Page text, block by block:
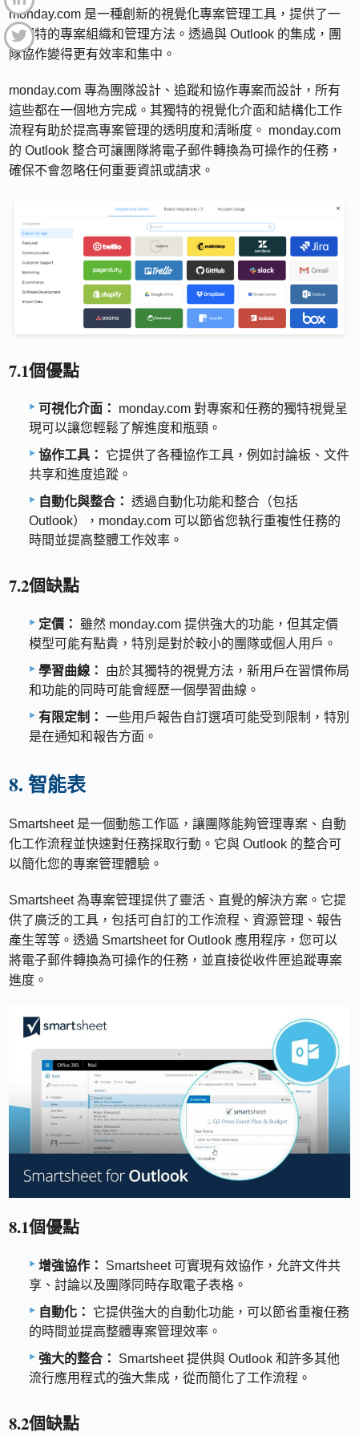
monday.com 是一種創新的視覺化專案管理工具，提供了一
種獨特的專案組織和管理方法。透過與 Outlook 的集成，團
隊協作變得更有效率和集中。
monday.com 專為團隊設計、追蹤和協作專案而設計，所有
這些都在一個地方完成。其獨特的視覺化介面和結構化工作
流程有助於提高專案管理的透明度和清晰度。 monday.com
的 Outlook 整合可讓團隊將電子郵件轉換為可操作的任務，
確保不會忽略任何重要資訊或請求。
7.1個優點
可視化介面：
monday.com 對專案和任務的獨特視覺呈
現可以讓您輕鬆了解進度和瓶頸。
協作工具：
它提供了各種協作工具，例如討論板、文件
共享和進度追蹤。
自動化與整合： 透過自動化功能和整合（包括
Outlook），monday.com 可以節省您執行重複性任務的
時間並提高整體工作效率。
7.2個缺點
定價：
雖然 monday.com 提供強大的功能，但其定價
模型可能有點貴，特別是對於較小的團隊或個人用戶。
學習曲線：
由於其獨特的視覺方法，新用戶在習慣佈局
和功能的同時可能會經歷一個學習曲線。
有限定制： 一些用戶報告自訂選項可能受到限制，特別
是在通知和報告方面。
8. 智能表
Smartsheet 是一個動態工作區，讓團隊能夠管理專案、自動
化工作流程並快速對任務採取行動。它與 Outlook 的整合可
以簡化您的專案管理體驗。
Smartsheet 為專案管理提供了靈活、直覺的解決方案。它提
供了廣泛的工具，包括可自訂的工作流程、資源管理、報告
產生等等。透過 Smartsheet for Outlook 應用程序，您可以
將電子郵件轉換為可操作的任務，並直接從收件匣追蹤專案
進度。
8.1個優點
增強協作：
Smartsheet 可實現有效協作，允許文件共
享、討論以及團隊同時存取電子表格。
自動化：
它提供強大的自動化功能，可以節省重複任務
的時間並提高整體專案管理效率。
強大的整合：
Smartsheet 提供與 Outlook 和許多其他
流行應用程式的強大集成，從而簡化了工作流程。
8.2個缺點